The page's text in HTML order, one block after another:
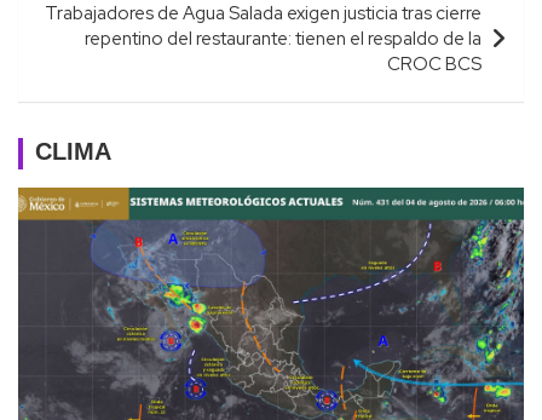
Trabajadores de Agua Salada exigen justicia tras cierre
repentino del restaurante: tienen el respaldo de la
CROC BCS
CLIMA